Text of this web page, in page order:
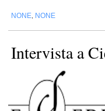
NONE NONE
Intervista a